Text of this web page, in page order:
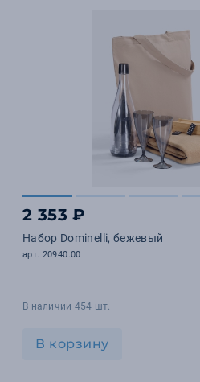
2 353 ₽
Набор Dominelli, бежевый
арт. 20940.00
В наличии 454 шт.
В корзину